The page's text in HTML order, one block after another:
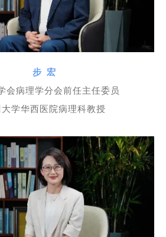
步 宏
会病理学分会前任主任委员
学华西医院病理科教授